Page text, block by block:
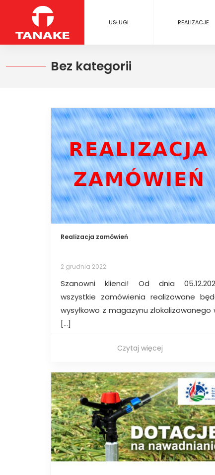
USŁUGI REALIZACJE
Bez kategorii
Realizacja zamówień
2 grudnia 2022
Szanowni klienci! Od dnia
wszystkie zamówienia realizowane
wysyłkowo z magazynu zlokalizowanego
[…]
Czytaj więcej